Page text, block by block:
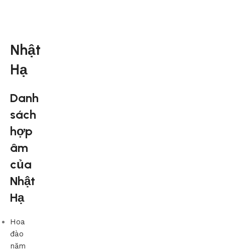
Nhật
Hạ
Danh
sách
hợp
âm
của
Nhật
Hạ
Hoa
đào
năm